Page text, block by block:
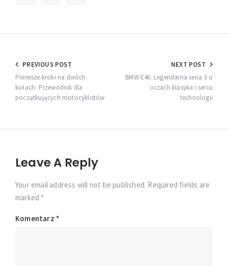
Nawigacja
wpisu
PREVIOUS POST
Pierwsze kroki na dwóch
kołach: Przewodnik dla
początkujących motocyklistów
NEXT POST
BMW E46: Legendarna seria 3 o
oczach klasyka i sercu
technologii
Leave A Reply
Your email address will not be published. Required fields are
marked *
Komentarz *